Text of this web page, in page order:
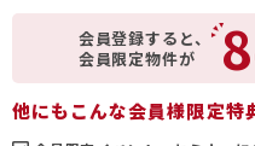
会員登録すると、
会員限定物件が
他にもこんな会員様限定特